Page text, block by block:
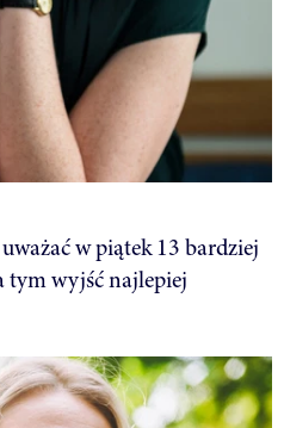
w piątek 13 bardziej
tym wyjść najlepiej